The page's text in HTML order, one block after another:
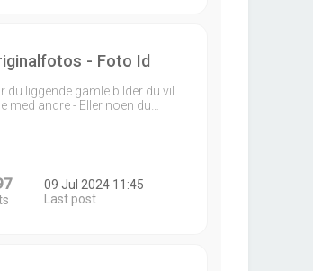
- Foto Id
du liggende gamle bilder du vil
med andre - Eller noen du…
09 Jul 2024 11:45
Last post